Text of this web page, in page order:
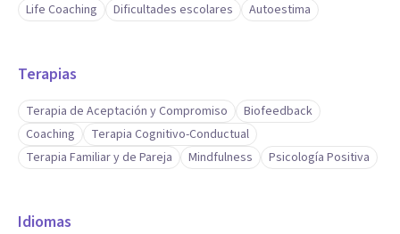
Life Coaching
Dificultades escolares Autoestima
Terapias
Terapia de Aceptación y Compromiso
Biofeedback
Coaching
Terapia Cognitivo-Conductual
Terapia Familiar y de Pareja
Mindfulness Psicología Positiva
Idiomas